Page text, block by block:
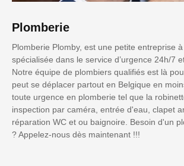
Plomberie
Plomberie Plomby, est une petite entreprise
spécialisée dans le service d’urgence 24h/7
Notre équipe de plombiers qualifiés est là
peut se déplacer partout en Belgique en
toute urgence en plomberie tel que la
inspection par caméra, entrée d'eau, clapet
réparation WC et ou baignoire. Besoin d'un
? Appelez-nous dès maintenant !!!